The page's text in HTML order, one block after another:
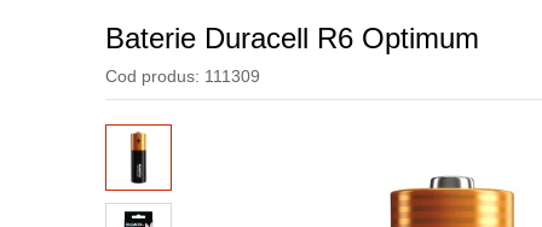
Baterie Duracell R6 Optimum
Cod produs: 111309